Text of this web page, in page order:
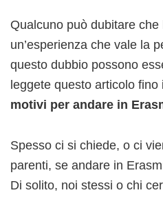
Qualcuno può dubitare che
un’esperienza che vale la
questo dubbio possono
leggete questo articolo
motivi per andare in
Spesso ci si chiede, o ci
parenti, se andare in
Di solito, noi stessi o chi